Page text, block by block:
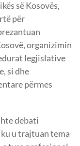
së Kosovës,
për
organizimin
legjislative
si dhe
përmes
debati
u trajtuan tema